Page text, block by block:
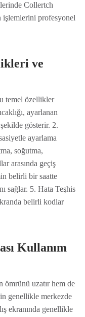
Collertch
profesyonel
ve
temel özellikler
ayarlanan
gösterir. 2.
ayarlama
soğutma,
arasında geçiş
belirli bir saatte
sağlar. 5. Hata Teşhis
belirli kodlar
Kullanım
ömrünü uzatır hem de
genellikle merkezde
ekranında genellikle